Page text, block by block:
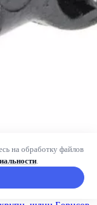
на обработку файлов
.